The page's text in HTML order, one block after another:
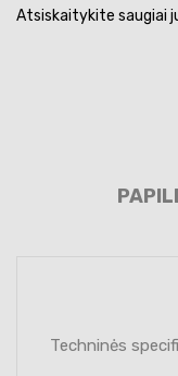
Atsiskaitykite saugiai
Techninės